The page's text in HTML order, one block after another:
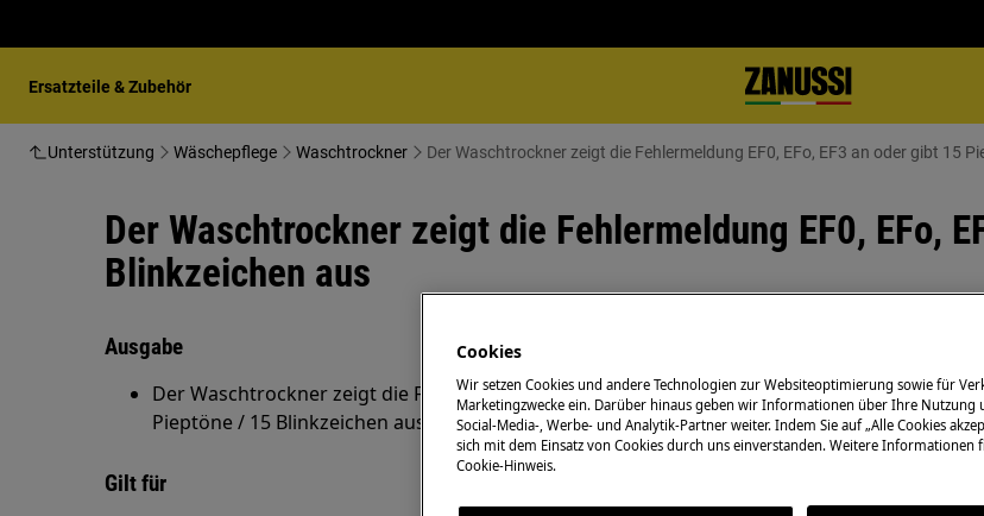
Ersatzteile & Zubehör
Unterstützung Wäschepflege Waschtrockner Der Waschtrockner zeigt die Fehlermeldung EF0, EFo, EF3 an oder gibt 15
Der Waschtrockner zeigt die Fehlermeldung EF0, EFo,
Blinkzeichen aus
Ausgabe
Der Waschtrockner zeigt die Fehlermeldung EF0, EFo, EF3 an oder gibt 15
Pieptöne / 15 Blinkzeichen aus
Gilt für
Cookies
Wir setzen Cookies und andere Technologien zur Websiteoptimierung sowie für
Marketingzwecke ein. Darüber hinaus geben wir Informationen über Ihre Nutzung
Social-Media-, Werbe- und Analytik-Partner weiter. Indem Sie auf „Alle Cookies
sich mit dem Einsatz von Cookies durch uns einverstanden. Weitere Informationen
Cookie-Hinweis.